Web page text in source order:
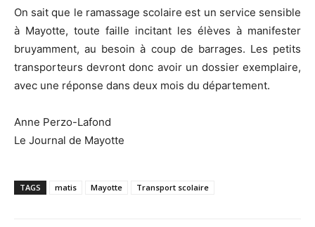
On sait que le ramassage scolaire est un service sensible
à Mayotte, toute faille incitant les élèves à manifester
bruyamment, au besoin à coup de barrages. Les petits
transporteurs devront donc avoir un dossier exemplaire,
avec une réponse dans deux mois du département.
Anne Perzo-Lafond
Le Journal de Mayotte
TAGS matis Mayotte Transport scolaire